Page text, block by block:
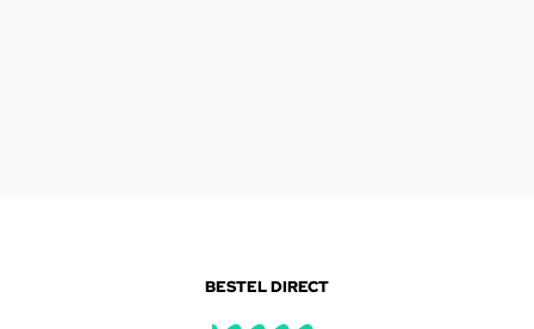
BESTEL DIRECT